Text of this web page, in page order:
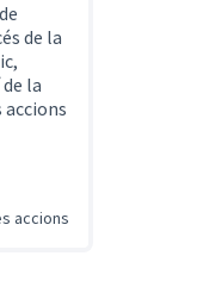
de la
la
accions